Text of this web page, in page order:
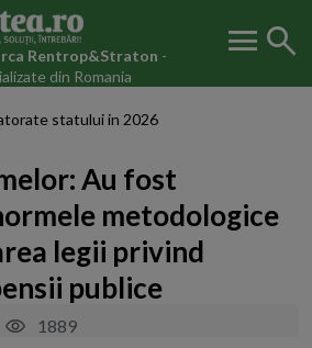
Rentrop&Straton -
din Romania
menu search
statului in 2026
Au fost
metodologice
legii privind
publice
1889